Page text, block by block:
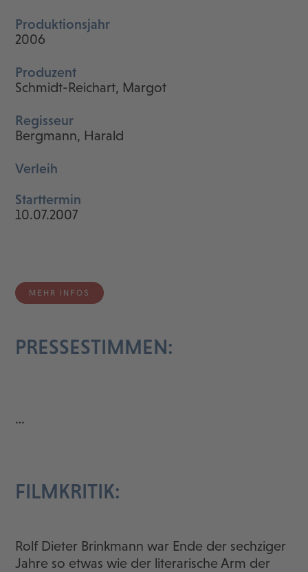
Produktionsjahr
2006
Produzent
Schmidt-Reichart, Margot
Regisseur
Bergmann, Harald
Verleih
Starttermin
10.07.2007
MEHR INFOS
PRESSESTIMMEN:
…
FILMKRITIK:
Rolf Dieter Brinkmann war Ende der sechziger
Jahre so etwas wie der literarische Arm der